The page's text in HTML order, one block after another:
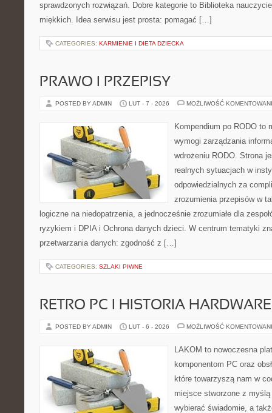
sprawdzonych rozwiązań. Dobre kategorie to Biblioteka
miękkich. Idea serwisu jest prosta: pomagać […]
CATEGORIES: KARMIENIE I DIETA DZIECKA
PRAWO I PRZEPISY
POSTED BY ADMIN LUT - 7 - 2026 MOŻLIWOŚĆ
Kompendium po RODO to
wymogi zarządzania
wdrożeniu RODO. Strona
realnych sytuacjach w
odpowiedzialnych za
zrozumienia przepisów w
logiczne na niedopatrzenia, a jednocześnie zrozumiałe dla
ryzykiem i DPIA i Ochrona danych dzieci. W centrum tematyki
przetwarzania danych: zgodność z […]
CATEGORIES: SZLAKI PIWNE
RETRO PC I HISTORIA
POSTED BY ADMIN LUT - 6 - 2026 MOŻLIWOŚĆ
LAKOM to nowoczesna
komponentom PC oraz
które towarzyszą nam w
miejsce stworzone z
wybierać świadomie, a